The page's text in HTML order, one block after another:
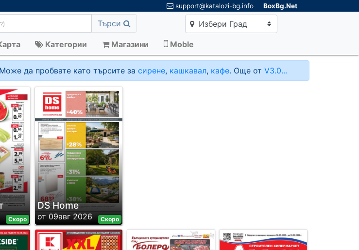
support@katalozi-bg.info BoxBg.Net
Търси Избери Град
Категории Магазини Moble
×
да пробвате като търсите за сирене, кашкавал, кафе. Още от V3.0...
Скоро Скоро
DS Home
от 09авг 2026